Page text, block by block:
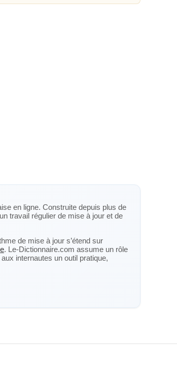
en ligne. Construite depuis plus de
travail régulier de mise à jour et de
de mise à jour s’étend sur
. Le-Dictionnaire.com assume un rôle
internautes un outil pratique,